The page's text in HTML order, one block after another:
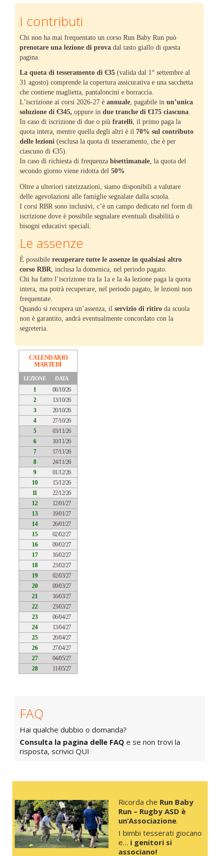
I contributi
Chi non ha mai frequentato un corso Run Baby Run può
prenotare una lezione di prova dal tasto giallo di questa
pagina.
La quota di tesseramento di €35 (valida dal 1° settembre al
31 agosto) comprende la copertura assicurativa e una sacchetta
che contiene maglietta, pantaloncini e borraccia.
L’iscrizione ai corsi 2026-27 è annuale, pagabile in un’unica
soluzione di €345, oppure in due tranche di €175 ciascuna.
In caso di iscrizione di due o più fratelli, il primo paga la
quota intera, mentre quella degli altri è il 70% sul contributo
delle lezioni (esclusa la quota di tesseramento, che è per
ciascuno di €35).
In caso di richiesta di frequenza bisettimanale, la quota del
secondo giorno viene ridotta del 50%
Oltre a ulteriori rateizzazioni, siamo disponibili a valutare
delle agevolazioni alle famiglie segnalate dalla scuola.
I corsi RBR sono inclusivi, c’è un campo dedicato nel form di
iscrizione dove è possibile segnalare eventuali disabilità o
bisogni educativi speciali.
Le assenze
È possibile recuperare tutte le assenze in qualsiasi altro
corso RBR, inclusa la domenica, nel periodo pagato.
Chi ha fatto l’iscrizione tra la 1a e la 4a lezione paga la quota
intera, ma potrà recuperare, nel periodo pagato, le lezioni non
frequentate.
Quando si recupera un’assenza, il servizio di ritiro da scuola
non è garantito, andrà eventualmente concordato con la
segreteria.
CALENDARIO
MARTEDÌ
LEZIONE DATA
1
06/10/26
2
13/10/26
3
20/10/26
4
27/10/26
5
03/11/26
6
10/11/26
7
17/11/26
8
24/11/26
9
01/12/26
10
15/12/26
11
22/12/26
12
12/01/27
13
19/01/27
14
26/01/27
15
02/02/27
16
09/02/27
17
16/02/27
18
23/02/27
19
02/03/27
20
09/03/27
21
16/03/27
22
23/03/27
23
06/04/27
24
13/04/27
25
20/04/27
26
27/04/27
27
04/05/27
28
11/05/27
FAQ
Hai qualche dubbio o domanda?
Consulta la pagina delle FAQ e se non trovi la
risposta, scrivici QUI
Ricorda che Run Baby
Run – Rugby ASD è
un’Associazione.
I bimbi tesserati giocano
e… i genitori si
associano!